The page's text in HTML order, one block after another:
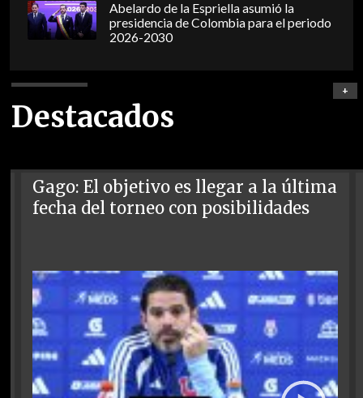
Abelardo de la Espriella asumió la
presidencia de Colombia para el periodo
2026-2030
Destacados
+
Gago: El objetivo es llegar a la última
fecha del torneo con posibilidades